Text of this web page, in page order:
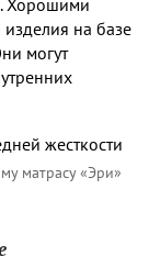
Хорошими
на базе
могут
матрасу «Эри»